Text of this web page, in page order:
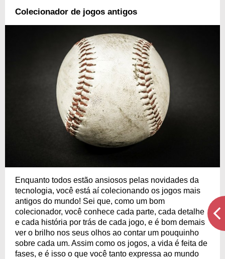
Colecionador de jogos antigos
Enquanto todos estão ansiosos pelas novidades da
tecnologia, você está aí colecionando os jogos mais
antigos do mundo! Sei que, como um bom
colecionador, você conhece cada parte, cada detalhe
e cada história por trás de cada jogo, e é bom demais
ver o brilho nos seus olhos ao contar um pouquinho
sobre cada um. Assim como os jogos, a vida é feita de
fases, e é isso o que você tanto expressa ao mundo